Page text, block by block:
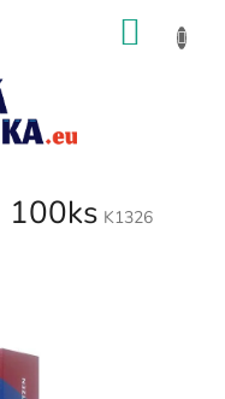
100ks K1326